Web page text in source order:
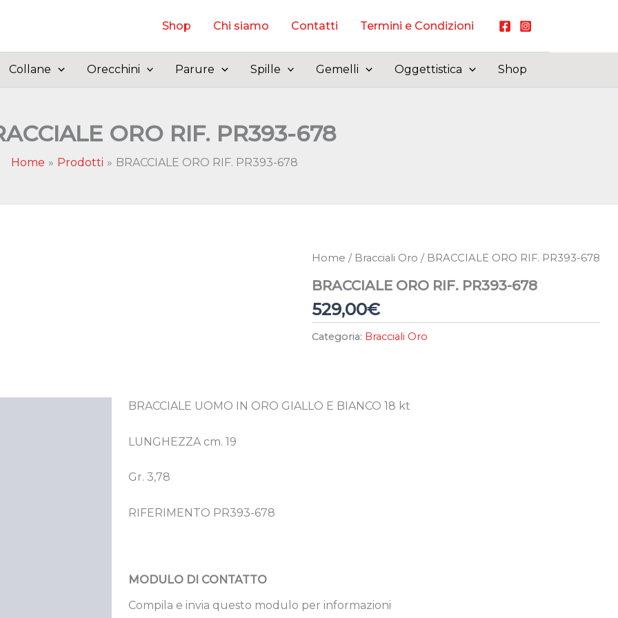
Shop Chi siamo Contatti Termini e Condizioni
Collane Orecchini Parure Spille Gemelli Oggettistica Shop
ORO RIF. PR393-678
Home Prodotti BRACCIALE ORO RIF. PR393-678
Home / Bracciali Oro / BRACCIALE ORO RIF. PR393-678
BRACCIALE ORO RIF. PR393-678
529,00€
Categoria: Bracciali Oro
BRACCIALE UOMO IN ORO GIALLO E BIANCO 18 kt
LUNGHEZZA cm. 19
Gr. 3,78
RIFERIMENTO PR393-678
MODULO DI CONTATTO
Compila e invia questo modulo per informazioni